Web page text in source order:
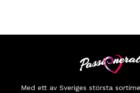
Med ett av Sveriges största